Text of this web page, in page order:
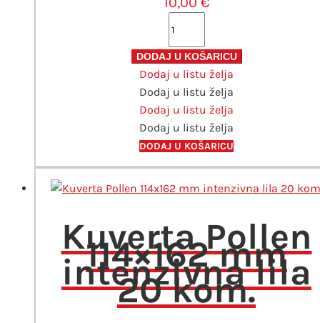
165x165
mm
bijela
20
kom
količina
DODAJ U KOŠARICU
Dodaj u listu želja
Dodaj u listu želja
Dodaj u listu želja
Dodaj u listu želja
DODAJ U KOŠARICU
Kuverta Pollen
114×162 mm
intenzivna lila
20 kom.